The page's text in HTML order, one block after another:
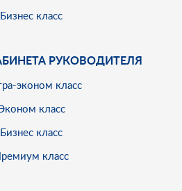
Бизнес класс
РУКОВОДИТЕЛЯ
эконом класс
класс
Бизнес класс
класс